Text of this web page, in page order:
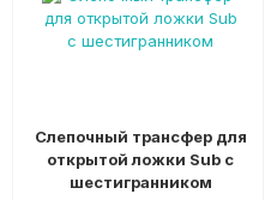
Слепочный трансфер для
открытой ложки Sub с
шестигранником